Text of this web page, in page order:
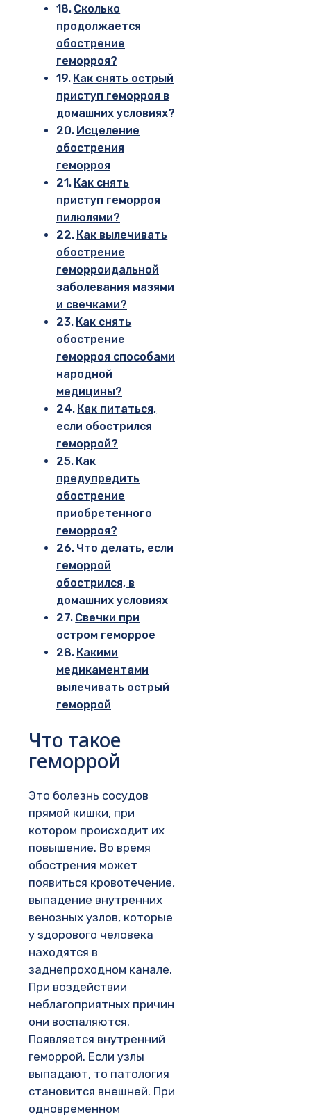
Сколько
продолжается
обострение
геморроя?
Как снять острый
приступ геморроя в
домашних условиях?
Исцеление
обострения
геморроя
Как снять
приступ геморроя
пилюлями?
Как вылечивать
обострение
геморроидальной
заболевания мазями
и свечками?
Как снять
обострение
геморроя способами
народной
медицины?
Как питаться,
если обострился
геморрой?
Как
предупредить
обострение
приобретенного
геморроя?
Что делать, если
геморрой
обострился, в
домашних условиях
Свечки при
остром геморрое
Какими
медикаментами
вылечивать острый
геморрой
Что такое
геморрой
Это болезнь сосудов
прямой кишки, при
котором происходит их
повышение. Во время
обострения может
появиться кровотечение,
выпадение внутренних
венозных узлов, которые
у здорового человека
находятся в
заднепроходном канале.
При воздействии
неблагоприятных причин
они воспаляются.
Появляется внутренний
геморрой. Если узлы
выпадают, то патология
становится внешней. При
одновременном